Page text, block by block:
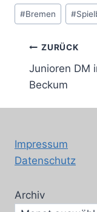
Schlagworte:
#Bremen #
ZURÜCK
Junioren DM
Beckum
Impressum
Datenschutz
Archiv